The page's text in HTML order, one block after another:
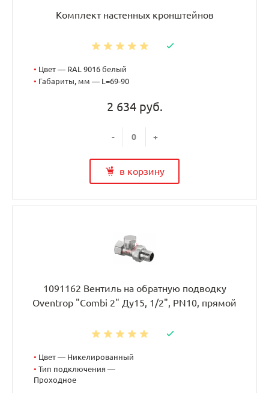
Комплект настенных кронштейнов
• Цвет — RAL 9016 белый
• Габариты, мм — L=69-90
2 634 руб.
- +
в корзину
1091162 Вентиль на обратную подводку
Oventrop "Combi 2" Ду15, 1/2", PN10, прямой
• Цвет — Никелированный
• Тип подключения —
Проходное